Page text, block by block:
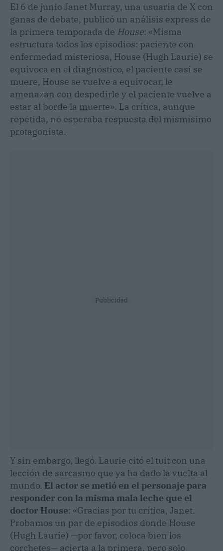
El 6 de junio Janet Murray, una usuaria de X con
ganas de debate, publicó un análisis express de
la primera temporada de House: «Misma
estructura todos los episodios: paciente con
enfermedad misteriosa, House (Hugh Laurie) se
equivoca en el diagnóstico, el paciente casi se
muere, House se vuelve a equivocar, le
amenazan con despedirle y el paciente vuelve a
estar al borde la muerte». La crítica, aunque
repetida, no esperaba respuesta del mismísimo
protagonista.
Publicidad
Y sin embargo, llegó. Laurie citó el tuit con una
lección de sarcasmo que ya ha dado la vuelta al
mundo. El actor se metió en el personaje para
responder con la misma mala leche que el
doctor House: «Gracias por tu crítica, Janet.
Probamos un par de episodios donde House
(Hugh Laurie) —por favor, coloca bien los
corchetes— acierta a la primera, pero solo